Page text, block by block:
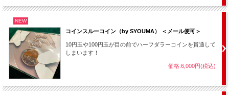
NEW
コインスルーコイン（by SYOUMA） ＜メール便可＞
10円玉や100円玉が目の前でハーフダラーコインを貫通して
しまいます！
価格:6,000円(税込)